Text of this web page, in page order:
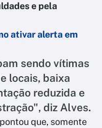
e pela
ativar alerta em
sendo vítimas
locais, baixa
reduzida e
diz Alves.
que, somente